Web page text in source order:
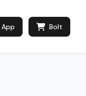
App Bolt